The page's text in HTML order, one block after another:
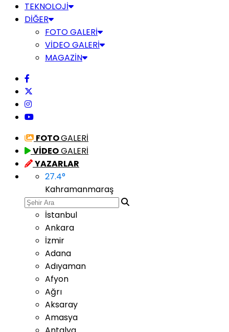
TEKNOLOJİ
DİĞER
FOTO GALERİ
VİDEO GALERİ
MAGAZİN
FOTOGALERİ
VİDEOGALERİ
YAZARLAR
27.4°
Kahramanmaraş
İstanbul
Ankara
İzmir
Adana
Adıyaman
Afyon
Ağrı
Aksaray
Amasya